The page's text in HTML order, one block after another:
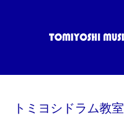
トミヨシドラム教室